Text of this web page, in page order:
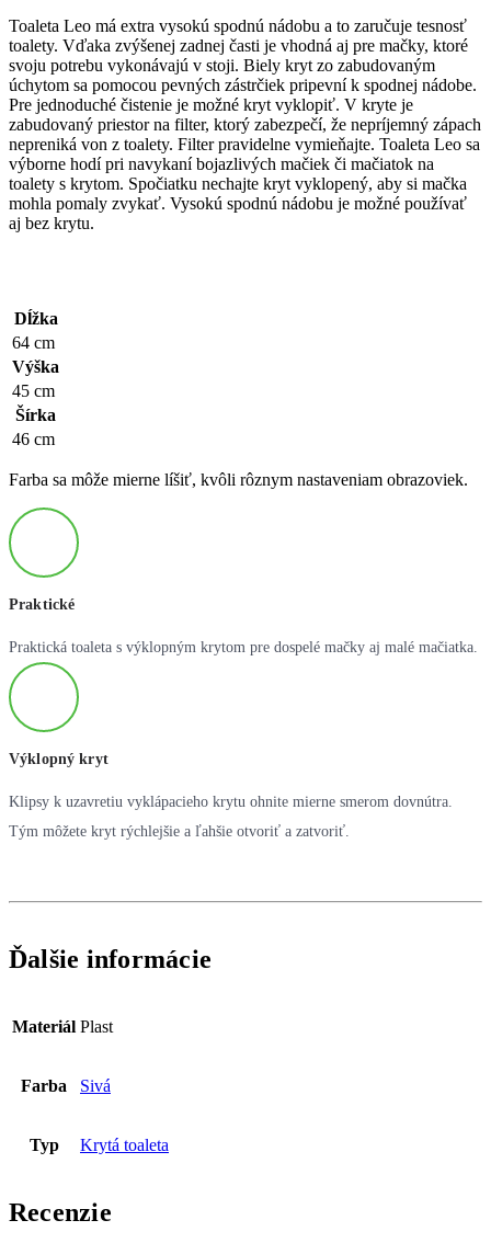
Toaleta Leo má extra vysokú spodnú nádobu a to zaručuje tesnosť
toalety. Vďaka zvýšenej zadnej časti je vhodná aj pre mačky, ktoré
svoju potrebu vykonávajú v stoji. Biely kryt zo zabudovaným
úchytom sa pomocou pevných zástrčiek pripevní k spodnej nádobe.
Pre jednoduché čistenie je možné kryt vyklopiť. V kryte je
zabudovaný priestor na filter, ktorý zabezpečí, že nepríjemný zápach
nepreniká von z toalety. Filter pravidelne vymieňajte. Toaleta Leo sa
výborne hodí pri navykaní bojazlivých mačiek či mačiatok na
toalety s krytom. Spočiatku nechajte kryt vyklopený, aby si mačka
mohla pomaly zvykať. Vysokú spodnú nádobu je možné používať
aj bez krytu.
Dĺžka
64 cm
Výška
45 cm
Šírka
46 cm
Farba sa môže mierne líšiť, kvôli rôznym nastaveniam obrazoviek.
Praktické
Praktická toaleta s výklopným krytom pre dospelé mačky aj malé mačiatka.
Výklopný kryt
Klipsy k uzavretiu vyklápacieho krytu ohnite mierne smerom dovnútra.
Tým môžete kryt rýchlejšie a ľahšie otvoriť a zatvoriť.
Ďalšie informácie
Materiál Plast
Farba Sivá
Typ Krytá toaleta
Recenzie